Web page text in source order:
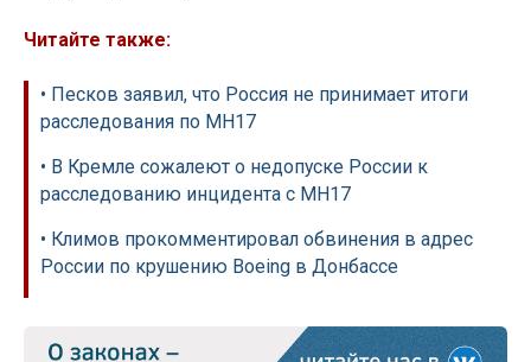
Читайте также:
• Песков заявил, что Россия не принимает итоги
расследования по МН17
• В Кремле сожалеют о недопуске России к
расследованию инцидента с MH17
• Климов прокомментировал обвинения в адрес
России по крушению Boeing в Донбассе